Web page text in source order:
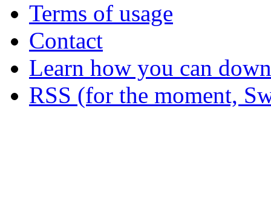
Terms of usage
Contact
Learn how you can
RSS (for the moment,